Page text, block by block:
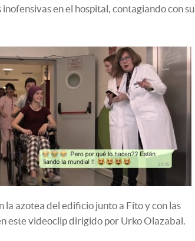
en el hospital, contagiando con su
la azotea del edificio junto a Fito y con las
este videoclip dirigido por Urko Olazabal.